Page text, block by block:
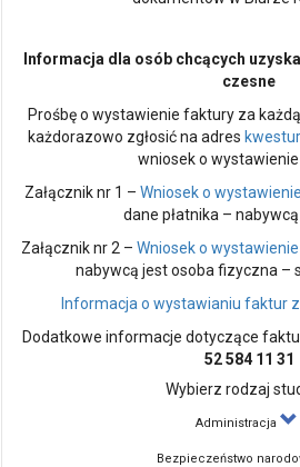
Informacja dla osób chcących
czesne
Prośbę o wystawienie faktury za
każdorazowo zgłosić na adres
wniosek o wystawienie
Załącznik nr 1 – Wniosek o
dane płatnika –
Załącznik nr 2 – Wniosek o
nabywcą jest osoba fizyczna –
Informacja o wystawianiu faktur
Dodatkowe informacje dotyczące
52 584 11 31
Wybierz rodzaj
Administracja
Bezpieczeństwo